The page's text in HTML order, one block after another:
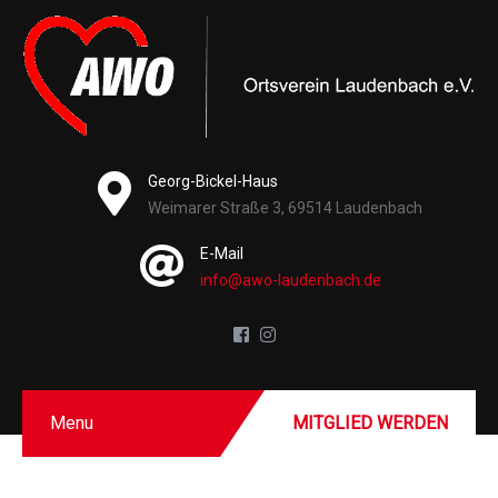
Georg-Bickel-Haus
Weimarer Straße 3, 69514 Laudenbach
E-Mail
info@awo-laudenbach.de
Menu MITGLIED WERDEN